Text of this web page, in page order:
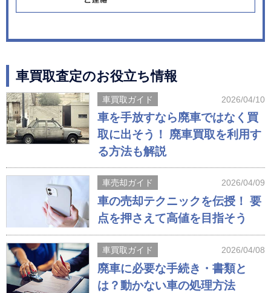
車買取査定のお役立ち情報
車買取ガイド 2026/04/10
車を手放すなら廃車ではなく買
取に出そう！ 廃車買取を利用す
る方法も解説
車売却ガイド 2026/04/09
車の売却テクニックを伝授！ 要
点を押さえて高値を目指そう
車買取ガイド 2026/04/08
廃車に必要な手続き・書類と
は？動かない車の処理方法